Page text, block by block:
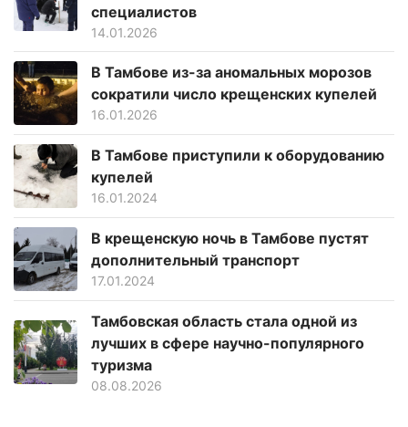
специалистов
14.01.2026
В Тамбове из-за аномальных морозов
сократили число крещенских купелей
16.01.2026
В Тамбове приступили к оборудованию
купелей
16.01.2024
В крещенскую ночь в Тамбове пустят
дополнительный транспорт
17.01.2024
Тамбовская область стала одной из
лучших в сфере научно-популярного
туризма
08.08.2026